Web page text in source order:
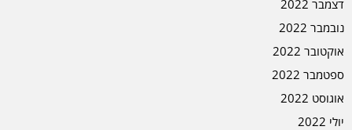
דצמבר 2022
נובמבר 2022
אוקטובר 2022
ספטמבר 2022
אוגוסט 2022
יולי 2022